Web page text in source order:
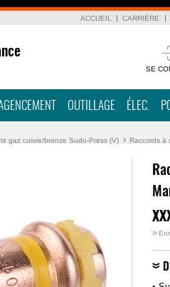
ACCUEIL CARRIÈRE
SE
OUTILLAGE ÉLEC.
gaz cuivre/bronze Sudo-Press (V) Raccords à
»